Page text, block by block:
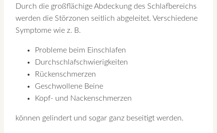
Durch die großflächige Abdeckung des Schlafbereichs
werden die Störzonen seitlich abgeleitet. Verschiedene
Symptome wie z. B.
Probleme beim Einschlafen
Durchschlafschwierigkeiten
Rückenschmerzen
Geschwollene Beine
Kopf- und Nackenschmerzen
können gelindert und sogar ganz beseitigt werden.